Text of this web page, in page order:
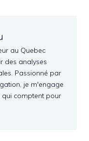
au Quebec
des analyses
Passionné par
je m'engage
qui comptent pour